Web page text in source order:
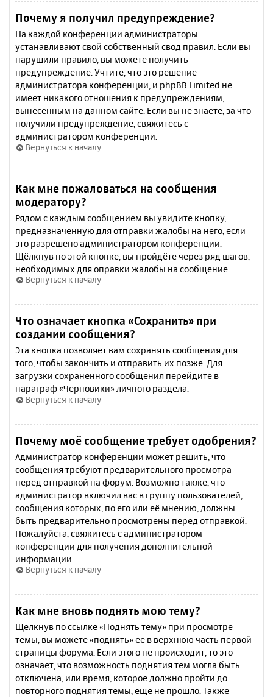
Почему я получил предупреждение?
На каждой конференции администраторы
устанавливают свой собственный свод правил. Если вы
нарушили правило, вы можете получить
предупреждение. Учтите, что это решение
администратора конференции, и phpBB Limited не
имеет никакого отношения к предупреждениям,
вынесенным на данном сайте. Если вы не знаете, за что
получили предупреждение, свяжитесь с
администратором конференции.
Вернуться к началу
Как мне пожаловаться на сообщения
модератору?
Рядом с каждым сообщением вы увидите кнопку,
предназначенную для отправки жалобы на него, если
это разрешено администратором конференции.
Щёлкнув по этой кнопке, вы пройдёте через ряд шагов,
необходимых для оправки жалобы на сообщение.
Вернуться к началу
Что означает кнопка «Сохранить» при
создании сообщения?
Эта кнопка позволяет вам сохранять сообщения для
того, чтобы закончить и отправить их позже. Для
загрузки сохранённого сообщения перейдите в
параграф «Черновики» личного раздела.
Вернуться к началу
Почему моё сообщение требует одобрения?
Администратор конференции может решить, что
сообщения требуют предварительного просмотра
перед отправкой на форум. Возможно также, что
администратор включил вас в группу пользователей,
сообщения которых, по его или её мнению, должны
быть предварительно просмотрены перед отправкой.
Пожалуйста, свяжитесь с администратором
конференции для получения дополнительной
информации.
Вернуться к началу
Как мне вновь поднять мою тему?
Щёлкнув по ссылке «Поднять тему» при просмотре
темы, вы можете «поднять» её в верхнюю часть первой
страницы форума. Если этого не происходит, то это
означает, что возможность поднятия тем могла быть
отключена, или время, которое должно пройти до
повторного поднятия темы, ещё не прошло. Также